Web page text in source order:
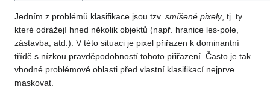
Jedním z problémů klasifikace jsou tzv. smíšené pixely, tj. ty
které odrážejí hned několik objektů (např. hranice les-pole,
zástavba, atd.). V této situaci je pixel přiřazen k dominantní
třídě s nízkou pravděpodobností tohoto přiřazení. Často je tak
vhodné problémové oblasti před vlastní klasifikací nejprve
maskovat.